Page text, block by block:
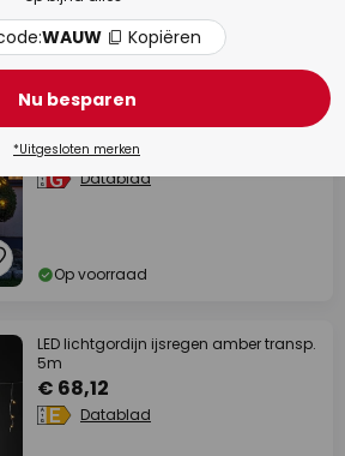
Levertijd: 9 - 13 werkdagen
LED lichtgordijn voor buiten, 64-rij
200x200cm
€ 31,52
Datablad
Op voorraad
LED lichtgordijn ijsregen amber transp.
5m
€ 68,12
Datablad
WAUW Kopiëren
Nu besparen
*Uitgesloten merken